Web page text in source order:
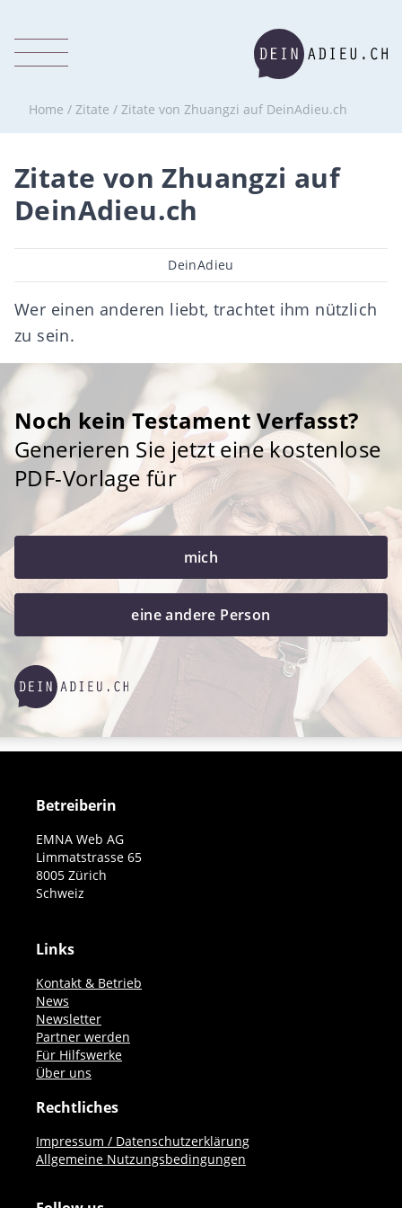
Home / Zitate / Zitate von Zhuangzi auf DeinAdieu.ch
Zitate von Zhuangzi auf
DeinAdieu.ch
Beitragsautor
DeinAdieu
Wer einen anderen liebt, trachtet ihm nützlich
zu sein.
Noch kein Testament Verfasst?
Generieren Sie jetzt eine kostenlose
PDF-Vorlage für
mich
eine andere Person
Betreiberin
EMNA Web AG
Limmatstrasse 65
8005 Zürich
Schweiz
Links
Kontakt & Betrieb
News
Newsletter
Partner werden
Für Hilfswerke
Über uns
Rechtliches
Impressum / Datenschutzerklärung
Allgemeine Nutzungsbedingungen